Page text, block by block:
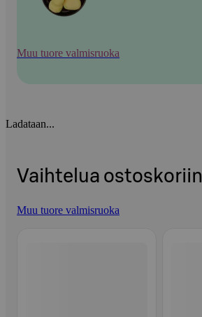
Muu tuore valmisruoka
Ladataan...
Vaihtelua ostoskoriin
Muu tuore valmisruoka